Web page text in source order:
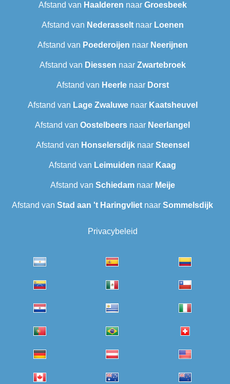
Afstand van Haalderen naar Groesbeek
Afstand van Nederasseltnaar Loenen
Afstand van Poederoijen naar Neerijnen
Afstand van Diessen naar Zwartebroek
Afstand van Heerlenaar Dorst
Afstand van Lage Zwaluwenaar Kaatsheuvel
Afstand van Oostelbeers naar Neerlangel
Afstand van Honselersdijknaar Steensel
Afstand van Leimuiden naar Kaag
Afstand van Schiedamnaar Meije
Afstand van Stad aan 't Haringvliet naar Sommelsdijk
Privacybeleid